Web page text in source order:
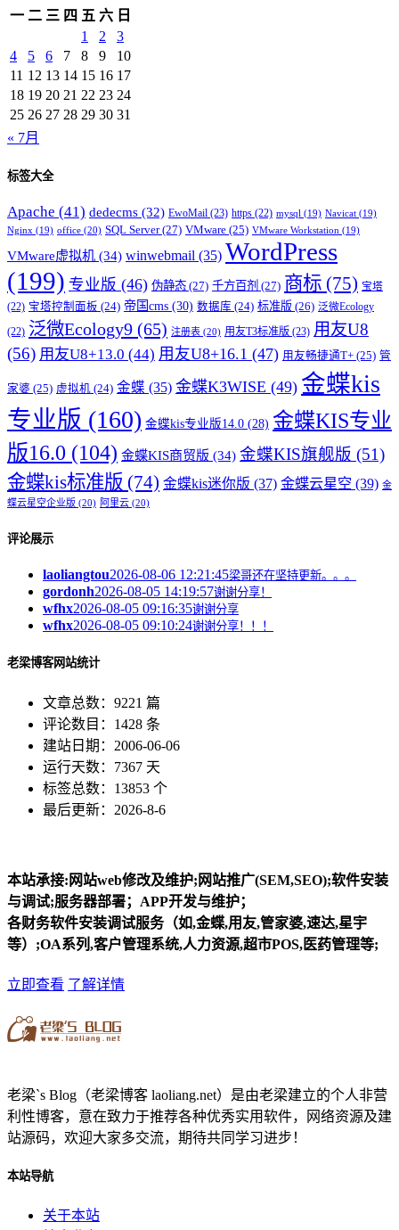
一 二 三 四 五 六 日
1
2
3
4
5 6 7 8 9
10
11 12 13 14 15 16 17
18 19 20 21 22 23 24
25 26 27 28 29 30 31
« 7月
标签大全
Apache (41) dedecms (32) EwoMail (23) https (22) mysql (19) Navicat (19)
Nginx (19) office (20) SQL Server(27) VMware (25) VMware Workstation (19)
VMware虚拟机 (34) winwebmail (35) WordPress
(199) 专业版 (46) 伪静态 (27) 千方百剂 (27) 商标 (75) 宝塔
(22) 宝塔控制面板 (24) 帝国cms (30) 数据库 (24) 标准版 (26) 泛微Ecology
(22) 泛微Ecology9 (65) 注册表 (20) 用友T3标准版 (23) 用友U8
(56) 用友U8+13.0 (44) 用友U8+16.1 (47) 用友畅捷通T+ (25) 管
家婆 (25) 虚拟机 (24) 金蝶 (35) 金蝶K3WISE (49) 金蝶kis
专业版 (160) 金蝶kis专业版14.0 (28) 金蝶KIS专业
版16.0 (104) 金蝶KIS商贸版 (34) 金蝶KIS旗舰版 (51)
金蝶kis标准版 (74) 金蝶kis迷你版 (37) 金蝶云星空 (39) 金
蝶云星空企业版 (20) 阿里云 (20)
评论展示
laoliangtou2026-08-06 12:21:45梁哥还在坚持更新。。。
gordonh2026-08-05 14:19:57谢谢分享！
wfhx2026-08-05 09:16:35谢谢分享
wfhx2026-08-05 09:10:24谢谢分享！！！
老梁博客网站统计
文章总数：9221 篇
评论数目：1428 条
建站日期：2006-06-06
运行天数：7367 天
标签总数：13853 个
最后更新：2026-8-6
本站承接:网站web修改及维护;网站推广(SEM,SEO);软件安装
与调试;服务器部署；APP开发与维护；
各财务软件安装调试服务（如,金蝶,用友,管家婆,速达,星宇
等）;OA系列,客户管理系统,人力资源,超市POS,医药管理等;
立即查看 了解详情
老梁`s Blog（老梁博客 laoliang.net）是由老梁建立的个人非营
利性博客，意在致力于推荐各种优秀实用软件，网络资源及建
站源码，欢迎大家多交流，期待共同学习进步！
本站导航
关于本站